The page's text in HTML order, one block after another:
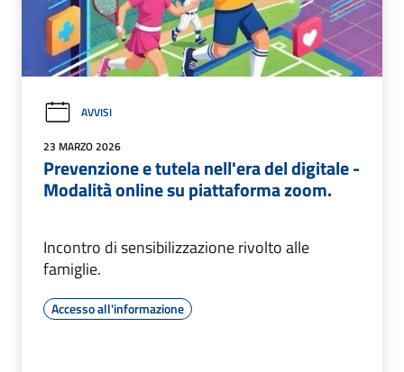
AVVISI
23 MARZO 2026
Prevenzione e tutela nell'era del digitale -
Modalità online su piattaforma zoom.
Incontro di sensibilizzazione rivolto alle
famiglie.
Accesso all'informazione